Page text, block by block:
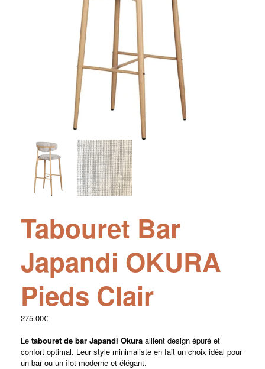
Tabouret Bar
Japandi OKURA
Pieds Clair
275.00€
Le tabouret de bar Japandi Okura allient design épuré et
confort optimal. Leur style minimaliste en fait un choix idéal pour
un bar ou un îlot moderne et élégant.